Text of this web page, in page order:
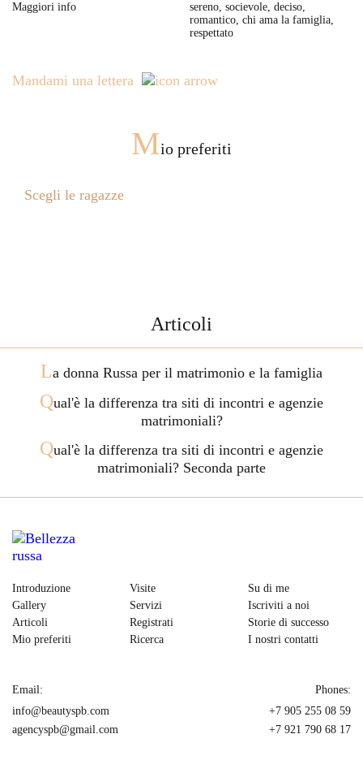
Maggiori info
sereno, socievole, deciso,
romantico, chi ama la famiglia,
respettato
Mandami una lettera
Mio preferiti
Scegli le ragazze
Articoli
La donna Russa per il matrimonio e la famiglia
Qual'è la differenza tra siti di incontri e agenzie
matrimoniali?
Qual'è la differenza tra siti di incontri e agenzie
matrimoniali? Seconda parte
Introduzione
Gallery
Articoli
Mio preferiti
Visite
Servizi
Registrati
Ricerca
Su di me
Iscriviti a noi
Storie di successo
I nostri contatti
Email:
info@beautyspb.com
agencyspb@gmail.com
Phones:
+7 905 255 08 59
+7 921 790 68 17